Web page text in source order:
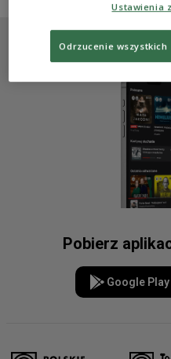
Pobierz
Google Play
Ustawienia
Odrzucenie wszystkich